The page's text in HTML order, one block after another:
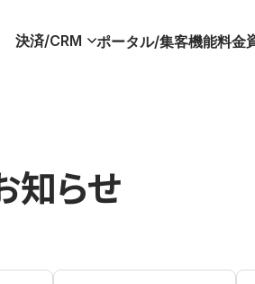
決済/CRM ポータル/集客機能料金
知らせ